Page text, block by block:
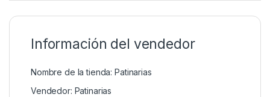
Información del vendedor
Nombre de la tienda: Patinarias
Vendedor: Patinarias